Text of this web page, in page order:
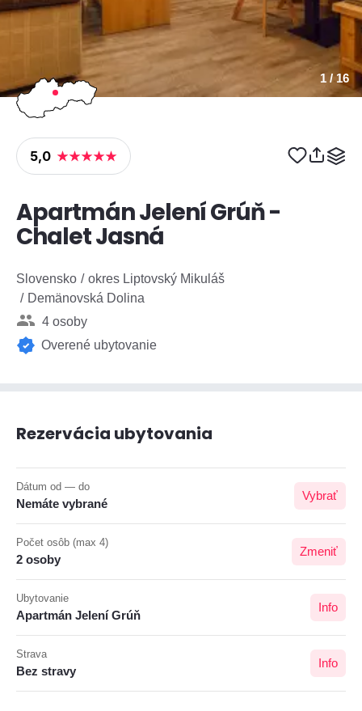
1 / 16
5,0
Apartmán Jelení Grúň -
Chalet Jasná
Slovensko
okres Liptovský Mikuláš
Demänovská Dolina
4 osoby
Overené ubytovanie
Rezervácia ubytovania
Dátum od — do
Nemáte vybrané
Vybrať
Počet osôb (max 4)
2 osoby
Zmeniť
Ubytovanie
Apartmán Jelení Grúň
Info
Strava
Bez stravy
Info